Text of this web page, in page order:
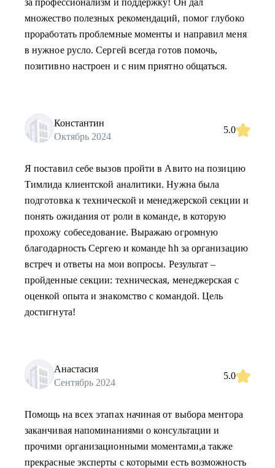
за профессионализм и поддержку! Он дал
множество полезных рекомендаций, помог глубоко
проработать проблемные моменты и направил меня
в нужное русло. Сергей всегда готов помочь,
позитивно настроен и с ним приятно общаться.
Константин
Октябрь 2024
5.0
Я поставил себе вызов пройти в Авито на позицию
Тимлида клиентской аналитики. Нужна была
подготовка к технической и менеджерской секции и
понять ожидания от роли в команде, в которую
прохожу собеседование. Выражаю огромную
благодарность Сергею и команде hh за организацию
встреч и ответы на мои вопросы. Результат –
пройденные секции: техническая, менеджерская с
оценкой опыта и знакомство с командой. Цель
достигнута!
Анастасия
Сентябрь 2024
5.0
Помощь на всех этапах начиная от выбора ментора
заканчивая напоминаниями о консультации и
прочими организационными моментами,а также
прекрасные эксперты с которыми есть возможность